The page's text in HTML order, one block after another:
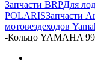
Запчасти BRPДля
POLARISЗапчасти
мотовездеходов
-Кольцо YAMAHA